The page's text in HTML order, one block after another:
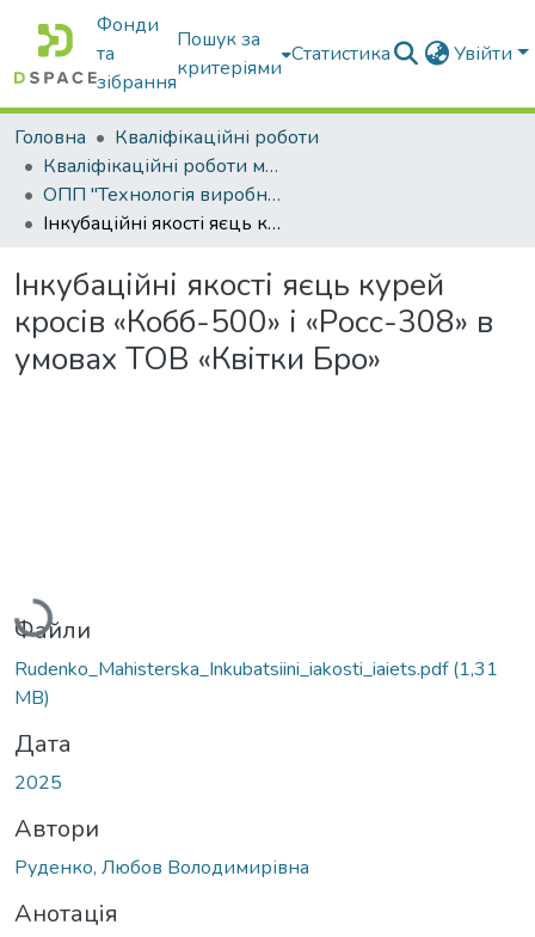
Фонди
та
зібрання
Пошук за
критеріями
Статистика Увійти
Головна
Кваліфікаційні роботи
Кваліфікаційні роботи магістрів
ОПП "Технологія виробництва і переробки продукції тваринництва"
Інкубаційні якості яєць курей кросів «Кобб-500» і «Росс-308» в умовах ТОВ «Квітки Бро»
Інкубаційні якості яєць курей
кросів «Кобб-500» і «Росс-308» в
умовах ТОВ «Квітки Бро»
Вантажиться...
Файли
Rudenko_Mahisterska_Inkubatsiini_iakosti_iaiets.pdf(1,31
MB)
Дата
2025
Автори
Руденко, Любов Володимирівна
Анотація